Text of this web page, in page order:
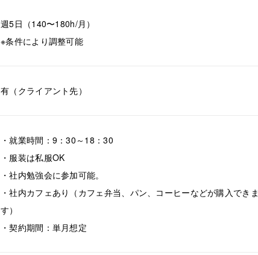
週5日（140〜180h/月）
※条件により調整可能
有（クライアント先）
・就業時間：9：30～18：30
・服装は私服OK
・社内勉強会に参加可能。
・社内カフェあり（カフェ弁当、パン、コーヒーなどが購入できま
す）
・契約期間：単月想定